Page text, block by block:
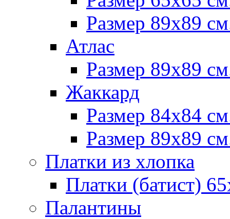
Размер 89х89
Атлас
Размер 89х89
Жаккард
Размер 84х84
Размер 89х89
Платки из хлопка
Платки (батист)
Палантины